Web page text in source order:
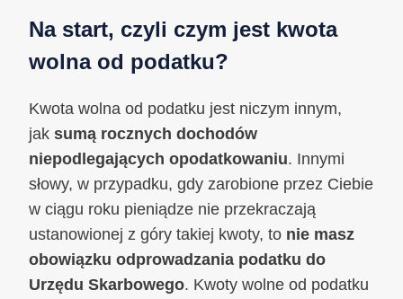
Na start, czyli czym jest kwota
wolna od podatku?
Kwota wolna od podatku jest niczym innym,
jak sumą rocznych dochodów
niepodlegających opodatkowaniu. Innymi
słowy, w przypadku, gdy zarobione przez Ciebie
w ciągu roku pieniądze nie przekraczają
ustanowionej z góry takiej kwoty, to nie masz
obowiązku odprowadzania podatku do
Urzędu Skarbowego. Kwoty wolne od podatku